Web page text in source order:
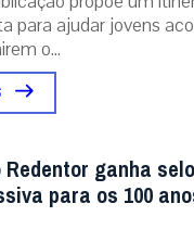
para ajudar jovens
o...
ganha
para os 100